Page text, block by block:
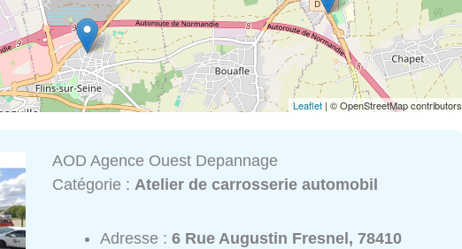
Leaflet | © OpenStreetMap contributors
AOD Agence Ouest Depannage
Catégorie : Atelier de carrosserie automobil
Adresse :6 Rue Augustin Fresnel, 78410